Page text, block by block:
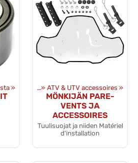
‪»
Équipments ‪» ATV & UTV accessoires ‪»
MÖNKIJÄN PARE-
VENTS JA
ACCESSOIRES
Tuulisuojat ja niiden Matériel
d'installation